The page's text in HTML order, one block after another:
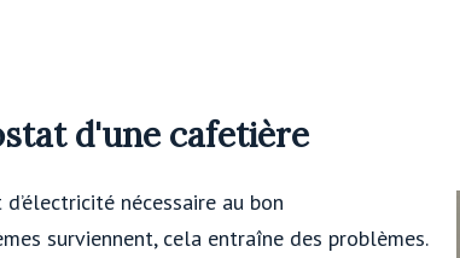
d'une cafetière
nécessaire au bon
surviennent, cela entraîne des problèmes.